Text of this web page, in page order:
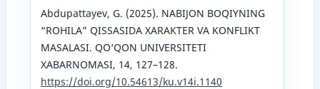
Abdupattayev, G. (2025). NABIJON BOQIYNING
“ROHILA” QISSASIDA XARAKTER VA KONFLIKT
MASALASI. QO‘QON UNIVERSITETI
XABARNOMASI, 14, 127–128.
https://doi.org/10.54613/ku.v14i.1140